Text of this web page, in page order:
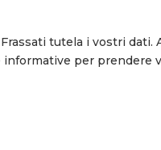
tutela i vostri dati.
per prendere